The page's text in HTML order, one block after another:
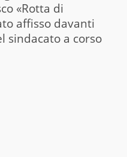
«Rotta di
affisso davanti
sindacato a corso